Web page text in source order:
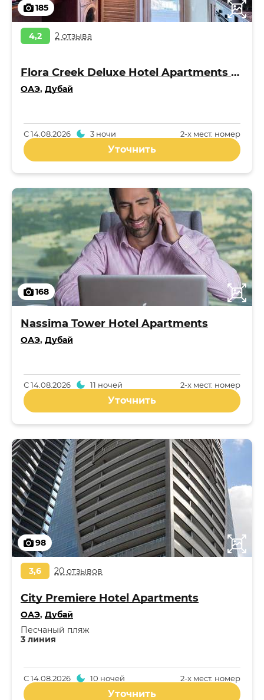
185
4,2 2 отзыва
Flora Creek Deluxe Hotel Apartments Apart 4*
ОАЭ, Дубай
2-x мест. номер
С14.08.2026 3 ночи
Уточнить
168
Nassima Tower Hotel Apartments
ОАЭ, Дубай
2-x мест. номер
С14.08.2026 11 ночей
Уточнить
98
3,6 20 отзывов
City Premiere Hotel Apartments
ОАЭ, Дубай
3 линия
Песчаный пляж
2-x мест. номер
С14.08.2026 10 ночей
Уточнить